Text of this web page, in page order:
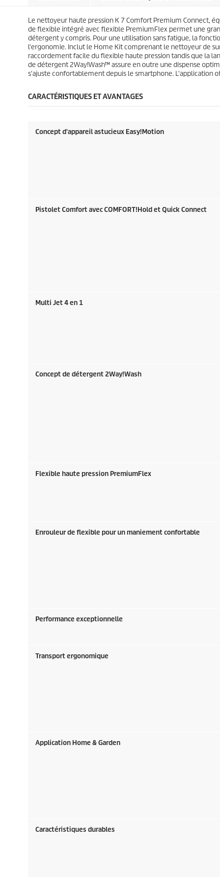
t6
2
a
v
i
s
t1
6
4
a
v
i
s
Le nettoyeur haute pression K 7 Comfort Premium Connect,
de flexible intégré avec flexible PremiumFlex permet une
détergent y compris. Pour une utilisation sans fatigue, la
l'ergonomie. Inclut le Home Kit comprenant le nettoyeur de
raccordement facile du flexible haute pression tandis que la
de détergent 2Way!Wash™ assure en outre une dispense
s'ajuste confortablement depuis le smartphone. L'application
CARACTÉRISTIQUES ET AVANTAGES
Concept d'appareil astucieux Easy!Motion
Pistolet Comfort avec COMFORT!Hold etQuick Connect
Multi Jet 4 en 1
Concept de détergent 2Way!Wash
Flexible haute pression PremiumFlex
Enrouleur de flexible pour un maniement confortable
Performance exceptionnelle
Transport ergonomique
Application Home & Garden
Caractéristiques durables